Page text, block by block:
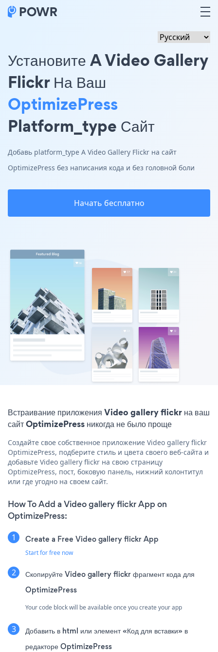
Установите A Video Gallery
Flickr На Ваш
OptimizePress
Platform_type Сайт
Добавь platform_type A Video Gallery Flickr на сайт
OptimizePress без написания кода и без головной боли
Начать бесплатно
Встраивание приложения Video gallery flickr на ваш
сайт OptimizePress никогда не было проще
Создайте свое собственное приложение Video gallery flickr
OptimizePress, подберите стиль и цвета своего веб-сайта и
добавьте Video gallery flickr на свою страницу
OptimizePress, пост, боковую панель, нижний колонтитул
или где угодно на своем сайт.
How To Add a Video gallery flickr App on
OptimizePress:
Create a Free Video gallery flickr App
Start for free now
Скопируйте Video gallery flickr фрагмент кода для
OptimizePress
Your code block will be available once you create your app
Добавить в html или элемент «Код для вставки» в
редакторе OptimizePress